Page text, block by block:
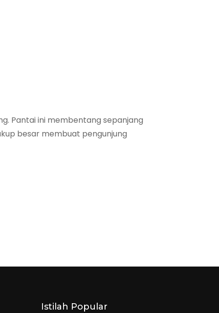
Pantai ini membentang sepanjang
besar membuat pengunjung
Istilah Popular